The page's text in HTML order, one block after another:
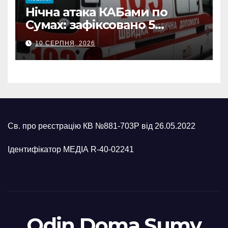
Нічна атака КАБами по
Сумах: зафіксовано 5
влучань, щонайменше
п’ятеро поранених
10 СЕРПНЯ, 2026
Св. про реєстрацію КВ №881-703Р від 26.05.2022
Ідентифікатор МЕДІА R-40-02241